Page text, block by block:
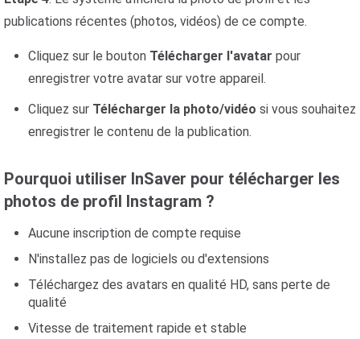
publications récentes (photos, vidéos) de ce compte.
Cliquez sur le bouton Télécharger l'avatar pour
enregistrer votre avatar sur votre appareil.
Cliquez sur Télécharger la photo/vidéo si vous souhaitez
enregistrer le contenu de la publication.
Pourquoi utiliser InSaver pour télécharger les
photos de profil Instagram ?
Aucune inscription de compte requise
N'installez pas de logiciels ou d'extensions
Téléchargez des avatars en qualité HD, sans perte de
qualité
Vitesse de traitement rapide et stable